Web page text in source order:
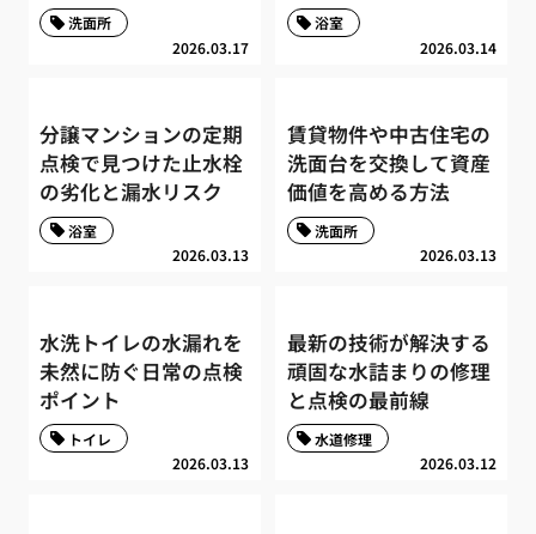
2026.03.17
洗面所
2026.03.14
浴室
分譲マンションの定期
点検で見つけた止水栓
の劣化と漏水リスク
2026.03.13
浴室
賃貸物件や中古住宅の
洗面台を交換して資産
価値を高める方法
2026.03.13
洗面所
水洗トイレの水漏れを
未然に防ぐ日常の点検
ポイント
2026.03.13
トイレ
最新の技術が解決する
頑固な水詰まりの修理
と点検の最前線
2026.03.12
水道修理